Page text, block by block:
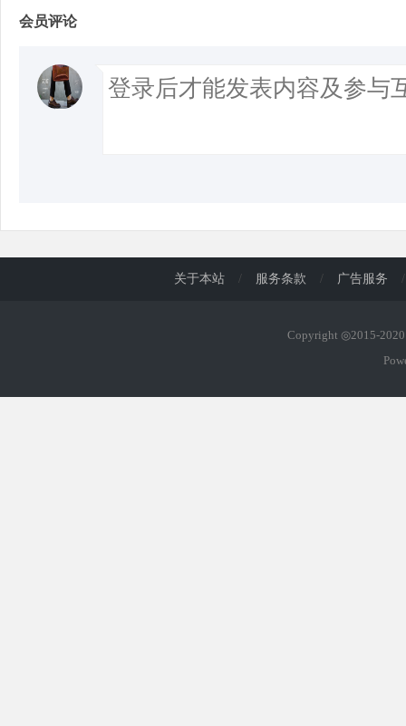
会员评论
关于本站 / 服务条款 / 广告服务 /
Copyright ◎2015-